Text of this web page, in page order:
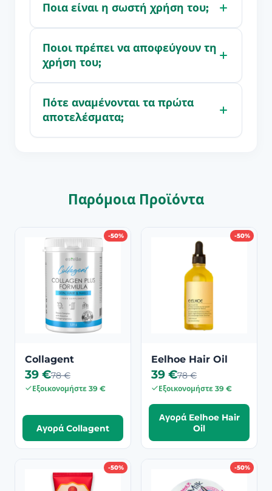
Ποια είναι η σωστή χρήση του;
Ποιοι πρέπει να αποφεύγουν τη
χρήση του;
Πότε αναμένονται τα πρώτα
αποτελέσματα;
Παρόμοια Προϊόντα
-50%
Collagent
39 €78 €
Εξοικονομήστε 39 €
Αγορά Collagent
-50%
Eelhoe Hair Oil
39 €78 €
Εξοικονομήστε 39 €
Αγορά Eelhoe Hair
Oil
-50% -50%